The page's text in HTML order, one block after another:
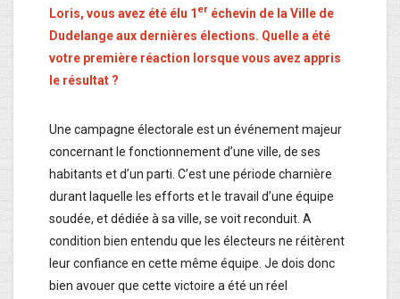
Loris, vous avez été élu 1 er échevin de la Ville de
Dudelange aux dernières élections. Quelle a été
votre première réaction lorsque vous avez appris
le résultat ?
Une campagne électorale est un événement majeur
concernant le fonctionnement d’une ville, de ses
habitants et d’un parti. C’est une période charnière
durant laquelle les efforts et le travail d’une équipe
soudée, et dédiée à sa ville, se voit reconduit. A
condition bien entendu que les électeurs ne réitèrent
leur confiance en cette même équipe. Je dois donc
bien avouer que cette victoire a été un réel